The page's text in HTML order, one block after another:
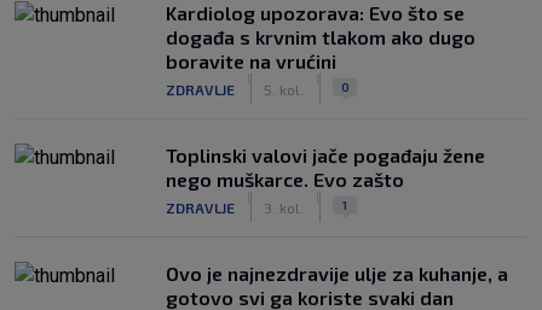
Kardiolog upozorava: Evo što se
događa s krvnim tlakom ako dugo
boravite na vrućini
ZDRAVLJE 5. kol. 0
Toplinski valovi jače pogađaju žene
nego muškarce. Evo zašto
ZDRAVLJE 3. kol. 1
Ovo je najnezdravije ulje za kuhanje, a
gotovo svi ga koriste svaki dan